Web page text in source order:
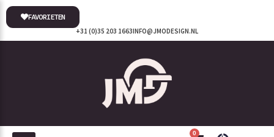
INFO@JMODESIGN.NL
+31 (0)35 203 1663
FAVORIETEN
0